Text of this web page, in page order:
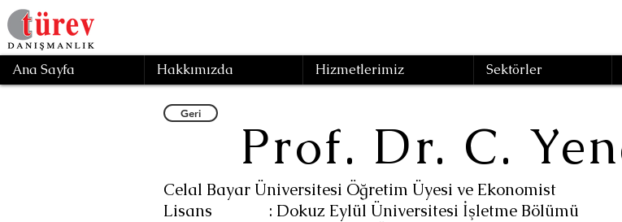
Ana Sayfa Hakkımızda Hizmetlerimiz Sektörler
Prof. Dr. C.
Geri
Celal Bayar Üniversitesi Öğretim Üyesi ve Ekonomist
Lisans : Dokuz Eylül Üniversitesi İşletme Bölümü